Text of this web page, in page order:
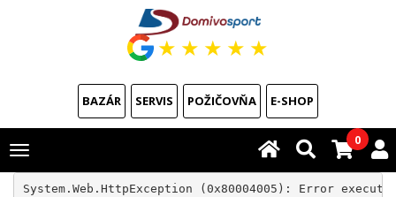
★ ★ ★ ★ ★
BAZÁR SERVIS POŽIČOVŇA E-SHOP
Toggle
navigation
0
System.Web.HttpException (0x80004005): Error